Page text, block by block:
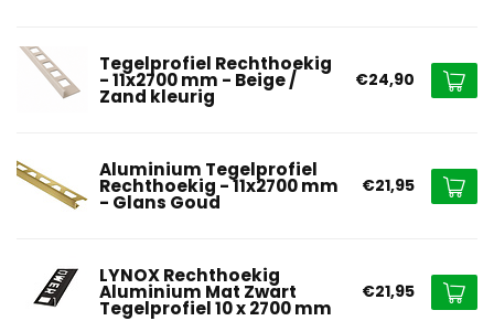
Tegelprofiel Rechthoekig
- 11x2700 mm - Beige /
Zand kleurig
€24,90
Aluminium Tegelprofiel
Rechthoekig - 11x2700 mm
- Glans Goud
€21,95
LYNOX Rechthoekig
Aluminium Mat Zwart
Tegelprofiel 10 x 2700 mm
€21,95